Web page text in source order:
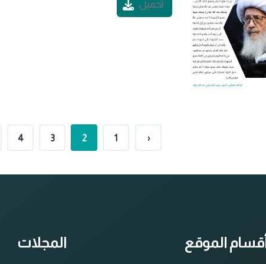
تحميل
‹
1
2
3
4
الموقع المجلات